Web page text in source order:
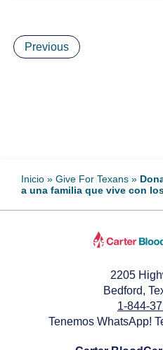
Previous
Inicio » Give For Texans »
a una familia que vive con
2205
Bedford,
1-844-
Tenemos WhatsApp!